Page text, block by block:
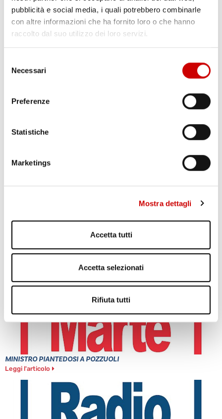
pubblicità e social media, i quali potrebbero combinarle
con altre informazioni che ha fornito loro o che hanno
raccolto dal suo utilizzo dei loro servizi.
delNecessari
Preferenze
Statistiche
Marketings
Mostra dettagli
Accetta tutti
Accetta selezionati
Rifiuta tutti
Leggi l'articolo
CAPUA: ALBERO CADUTO NELLA NOTTE
MINISTRO PIANTEDOSI A POZZUOLI
Leggi l'articolo